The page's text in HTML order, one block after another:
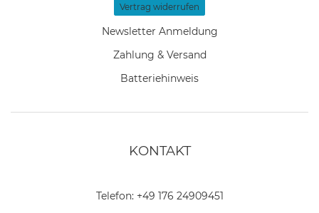
Vertrag widerrufen
Newsletter Anmeldung
Zahlung & Versand
Batteriehinweis
KONTAKT
Telefon: +49 176 24909451